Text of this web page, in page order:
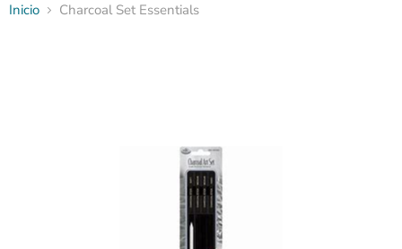
Inicio Charcoal Set Essentials